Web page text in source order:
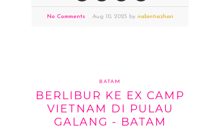
No Comments Aug 10,2025 by irabintiazhari
BATAM
BERLIBUR KE EX CAMP
VIETNAM DI PULAU
GALANG - BATAM